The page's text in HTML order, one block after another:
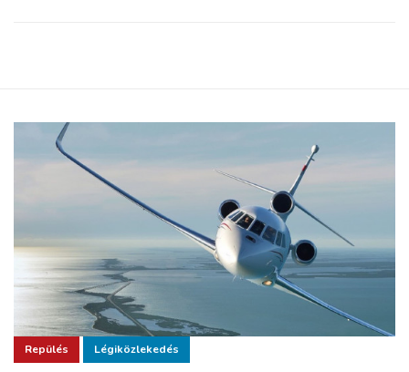
Repülés Légiközlekedés